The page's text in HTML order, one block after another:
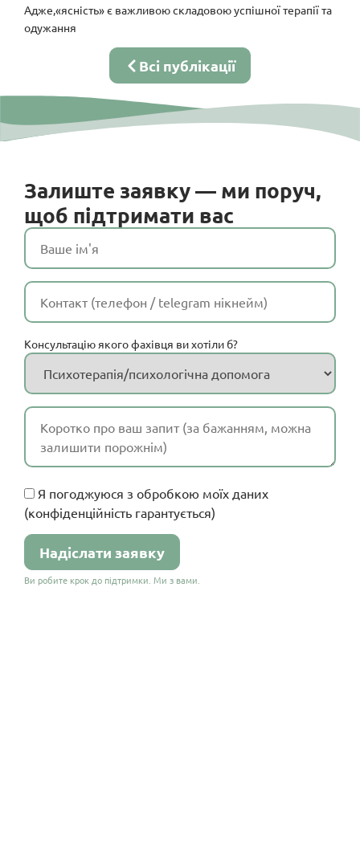
Адже,«ясність» є важливою складовою успішної терапії та
одужання
Всі публікації
Залиште заявку — ми поруч,
щоб підтримати вас
Консультацію якого фахівця ви хотіли б?
Я погоджуюся з обробкою моїх даних
(конфіденційність гарантується)
Ви робите крок до підтримки. Ми з вами.